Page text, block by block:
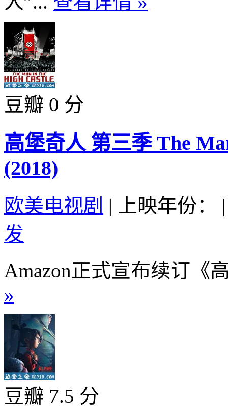
豆瓣 0 分
高堡奇人 第三季 The
(2018)
欧美电视剧 | 上映年份：
|
发
Amazon正式宣布续订《
»
豆瓣 7.5 分